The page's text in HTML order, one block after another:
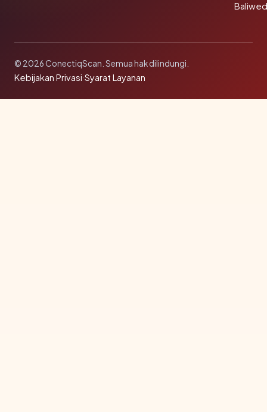
© 2026 ConectiqScan. Semua hak dilindungi.
Kebijakan Privasi·Syarat Layanan